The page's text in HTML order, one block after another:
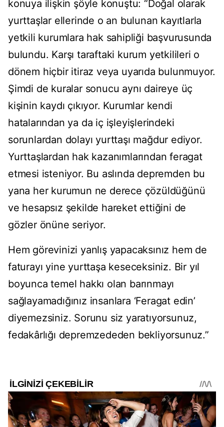
konuya ilişkin şöyle konuştu: “Doğal olarak
yurttaşlar ellerinde o an bulunan kayıtlarla
yetkili kurumlara hak sahipliği başvurusunda
bulundu. Karşı taraftaki kurum yetkilileri o
dönem hiçbir itiraz veya uyarıda bulunmuyor.
Şimdi de kuralar sonucu aynı daireye üç
kişinin kaydı çıkıyor. Kurumlar kendi
hatalarından ya da iç işleyişlerindeki
sorunlardan dolayı yurttaşı mağdur ediyor.
Yurttaşlardan hak kazanımlarından feragat
etmesi isteniyor. Bu aslında depremden bu
yana her kurumun ne derece çözüldüğünü
ve hesapsız şekilde hareket ettiğini de
gözler önüne seriyor.
Hem görevinizi yanlış yapacaksınız hem de
faturayı yine yurttaşa keseceksiniz. Bir yıl
boyunca temel hakkı olan barınmayı
sağlayamadığınız insanlara ‘Feragat edin’
diyemezsiniz. Sorunu siz yaratıyorsunuz,
fedakârlığı depremzededen bekliyorsunuz.”